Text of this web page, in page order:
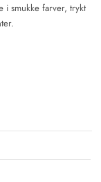
i smukke farver, trykt